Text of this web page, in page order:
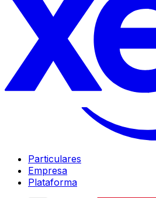
Particulares
Empresa
Plataforma